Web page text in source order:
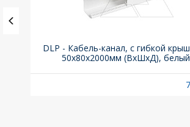
DLP - Кабель-канал, с гибкой
50x80х2000мм (ВхШхД),